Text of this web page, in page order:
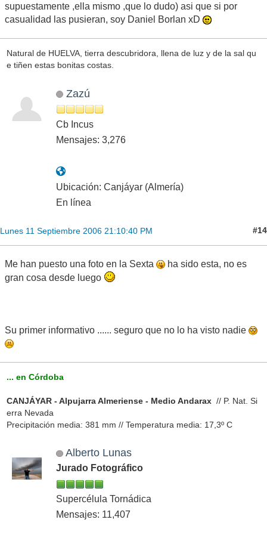
supuestamente ,ella mismo ,que lo dudo) asi que si por
casualidad las pusieran, soy Daniel Borlan xD
Natural de HUELVA, tierra descubridora, llena de luz y de la sal qu
e tiñen estas bonitas costas.
Zazú
Cb Incus
Mensajes: 3,276
Ubicación: Canjáyar (Almería)
En línea
Lunes 11 Septiembre 2006 21:10:40 PM #14
Me han puesto una foto en la Sexta
ha sido esta, no es
gran cosa desde luego
Su primer informativo ...... seguro que no lo ha visto nadie
... en Córdoba
CANJÁYAR - Alpujarra Almeriense - Medio Andarax// P. Nat. Si
erra Nevada
Precipitación media: 381 mm // Temperatura media: 17,3º C
Alberto Lunas
Jurado Fotográfico
Supercélula Tornádica
Mensajes: 11,407